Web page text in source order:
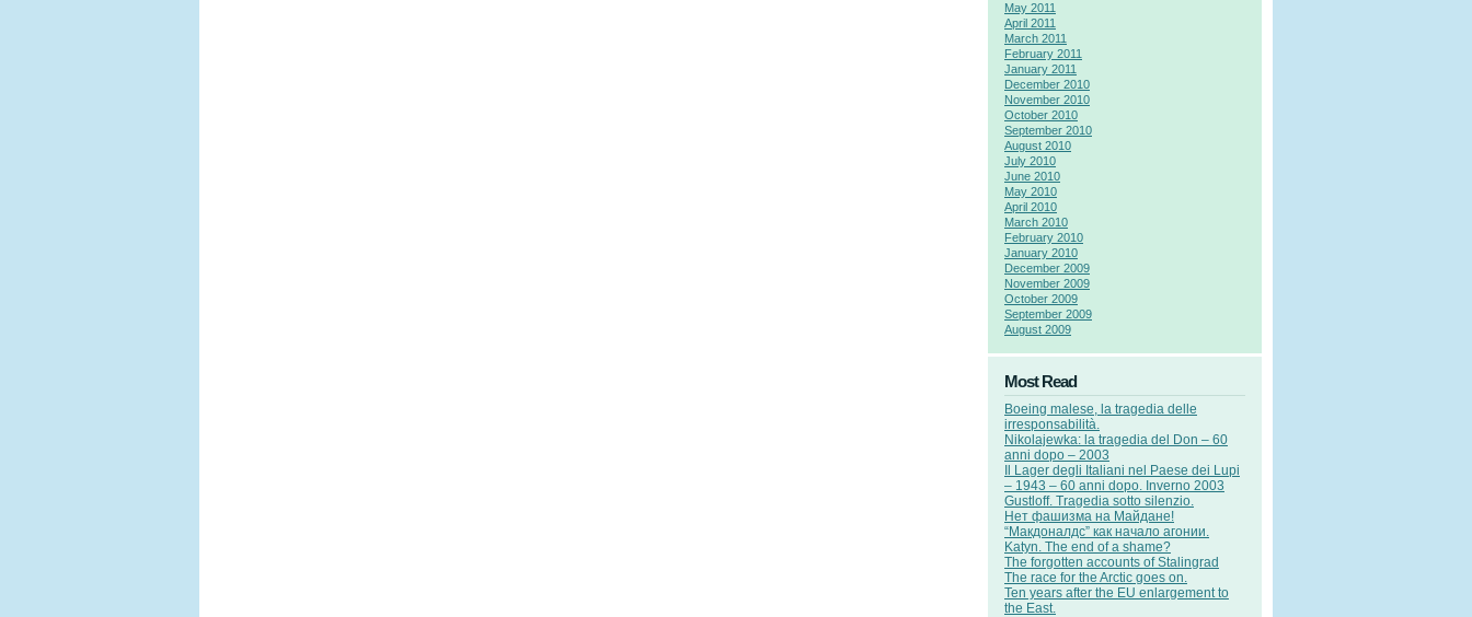
May 2011
April 2011
March 2011
February 2011
January 2011
December 2010
November 2010
October 2010
September 2010
August 2010
July 2010
June 2010
May 2010
April 2010
March 2010
February 2010
January 2010
December 2009
November 2009
October 2009
September 2009
August 2009
Most Read
Boeing malese, la tragedia delle
irresponsabilità.
Nikolajewka: la tragedia del Don – 60
anni dopo – 2003
Il Lager degli Italiani nel Paese dei Lupi
– 1943 – 60 anni dopo. Inverno 2003
Gustloff. Tragedia sotto silenzio.
Нет фашизма на Майдане!
“Макдоналдс” как начало агонии.
Katyn. The end of a shame?
The forgotten accounts of Stalingrad
The race for the Arctic goes on.
Ten years after the EU enlargement to
the East.